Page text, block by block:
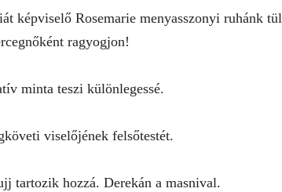
képviselő Rosemarie menyasszonyi ruhánk
ragyogjon!
minta teszi különlegessé.
viselőjének felsőtestét.
tartozik hozzá. Derekán a masnival.